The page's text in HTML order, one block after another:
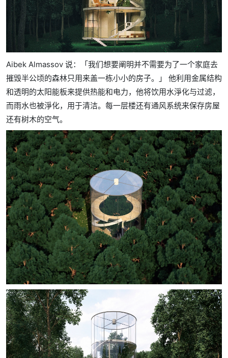
Aibek Almassov 说：「我们想要阐明并不需要为了一个家庭去
摧毁半公顷的森林只用来盖一栋小小的房子。」 他利用金属结构
和透明的太阳能板来提供热能和电力，他将饮用水淨化与过滤，
而雨水也被淨化，用于清洁。每一层楼还有通风系统来保存房屋
还有树木的空气。